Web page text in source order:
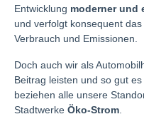
Entwicklung moderner und
und verfolgt konsequent
Verbrauch und Emissionen.
Doch auch wir als
Beitrag leisten und so gut
beziehen alle unsere
Stadtwerke Öko-Strom